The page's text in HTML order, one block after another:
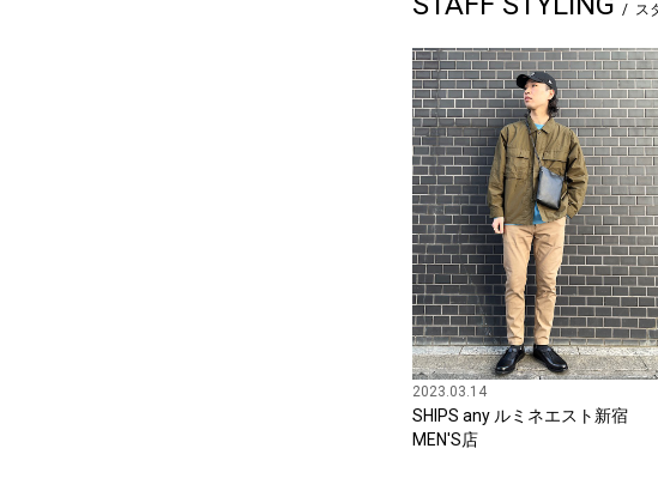
ス
2023.03.14
SHIPS any ルミネエスト新宿
MEN'S店